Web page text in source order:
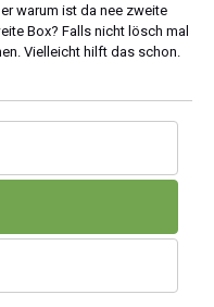
warum ist da nee zweite
Box? Falls nicht lösch mal
Vielleicht hilft das schon.